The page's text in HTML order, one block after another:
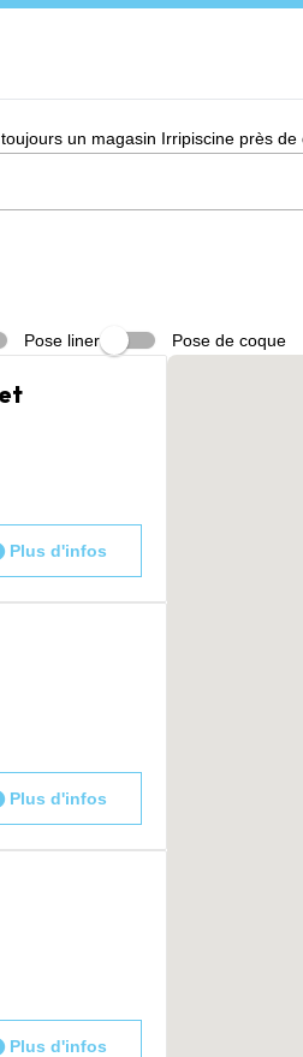
un magasin Irripiscine près de
Pose liner Pose de coque
Plus d'infos
Plus d'infos
Plus d'infos